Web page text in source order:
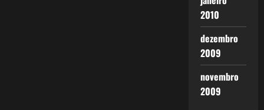
2010
dezembro
2009
novembro
2009